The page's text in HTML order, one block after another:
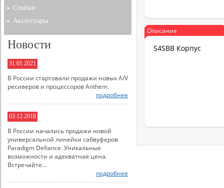
Описание
S4SBB Корпус
Стойки
Аксессуары
Новости
31.01.2021
В России стартовали продажи новых A/V
ресиверов и процессоров Anthem.
подробнее
03.12.2018
В России начались продажи новой
универсальной линейки сабвуферов
Paradigm Defiance. Уникальные
возможности и адекватная цена.
Встречайте...
подробнее